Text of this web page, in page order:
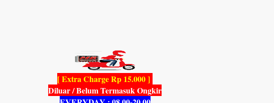
[ Extra Charge Rp 15.000 ]
Diluar / Belum Termasuk Ongkir